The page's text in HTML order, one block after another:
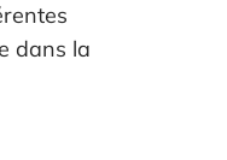
dans la